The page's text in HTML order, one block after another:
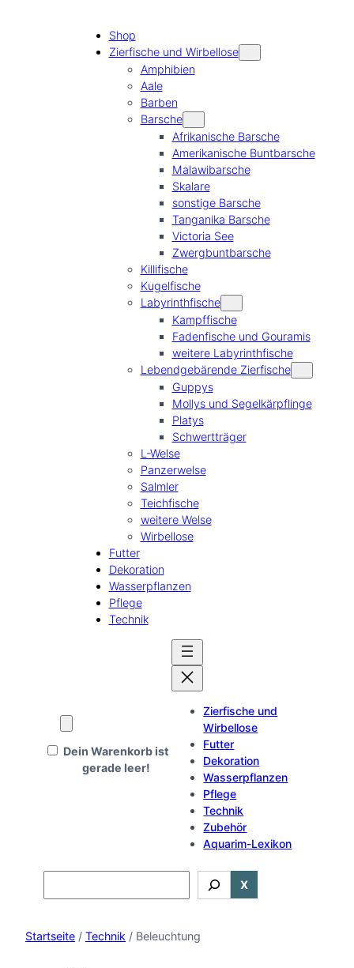
Shop
Zierfische und Wirbellose
Amphibien
Aale
Barben
Barsche
Afrikanische Barsche
Amerikanische Buntbarsche
Malawibarsche
Skalare
sonstige Barsche
Tanganika Barsche
Victoria See
Zwergbuntbarsche
Killifische
Kugelfische
Labyrinthfische
Kampffische
Fadenfische und Gouramis
weitere Labyrinthfische
Lebendgebärende Zierfische
Guppys
Mollys und Segelkärpflinge
Platys
Schwertträger
L-Welse
Panzerwelse
Salmler
Teichfische
weitere Welse
Wirbellose
Futter
Dekoration
Wasserpflanzen
Pflege
Technik
Dein Warenkorb ist
gerade leer!
Zierfische und
Wirbellose
Futter
Dekoration
Wasserpflanzen
Pflege
Technik
Zubehör
Aquarim-Lexikon
X
Startseite / Technik / Beleuchtung